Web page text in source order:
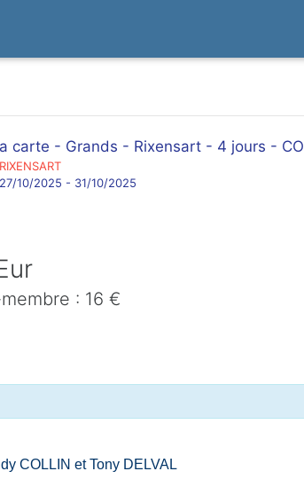
carte - Grands - Rixensart - 4 jours -
RIXENSART
27/10/2025 - 31/10/2025
: 16 €
COLLIN et Tony DELVAL